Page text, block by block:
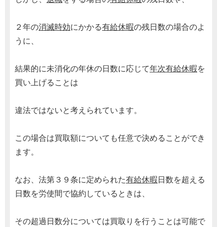
２年の消滅時効にかかる有給休暇の残日数の場合のよ
うに、
結果的に未消化の年休の日数に応じて年次有給休暇を
買い上げることは
違法ではないと考えられています。
この場合は買取額についても任意で決めることができ
ます。
なお、法第３９条に定められた有給休暇日数を超える
日数を労使間で協約しているときは、
その超過日数分については買取りを行うことは可能で